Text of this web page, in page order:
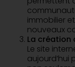
immobilier
nouveaux
La création
Le site
aujourd’hui